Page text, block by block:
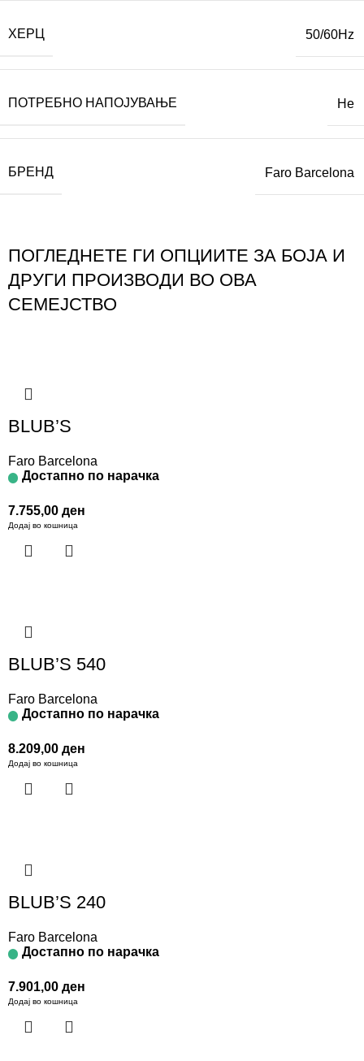
ХЕРЦ 50/60Hz
ПОТРЕБНО НАПОЈУВАЊЕ Не
БРЕНД Faro Barcelona
ПОГЛЕДНЕТЕ ГИ ОПЦИИТЕ ЗА БОЈА И
ДРУГИ ПРОИЗВОДИ ВО ОВА
СЕМЕЈСТВО
BLUB’S
Faro Barcelona
Достапно по нарачка
7.755,00 ден
Додај во кошница
BLUB’S 540
Faro Barcelona
Достапно по нарачка
8.209,00 ден
Додај во кошница
BLUB’S 240
Faro Barcelona
Достапно по нарачка
7.901,00 ден
Додај во кошница